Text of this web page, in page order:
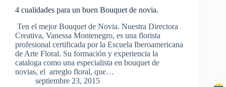
4 cualidades para un buen Bouquet de novia.
Ten el mejor Bouquet de Novia. Nuestra Directora
Creativa, Vanessa Montenegro, es una florista
profesional certificada por la Escuela Iberoamericana
de Arte Floral. Su formación y experiencia la
cataloga como una especialista en bouquet de
novias, el arreglo floral, que…
septiembre 23, 2015